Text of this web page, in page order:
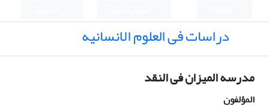
دراسات فی العلوم الانسانیه
مدرسه المیزان فی النقد
المؤلفون